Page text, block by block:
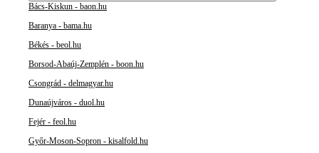
Bács-Kiskun - baon.hu
Baranya - bama.hu
Békés - beol.hu
Borsod-Abaúj-Zemplén - boon.hu
Csongrád - delmagyar.hu
Dunaújváros - duol.hu
Fejér - feol.hu
Győr-Moson-Sopron - kisalfold.hu